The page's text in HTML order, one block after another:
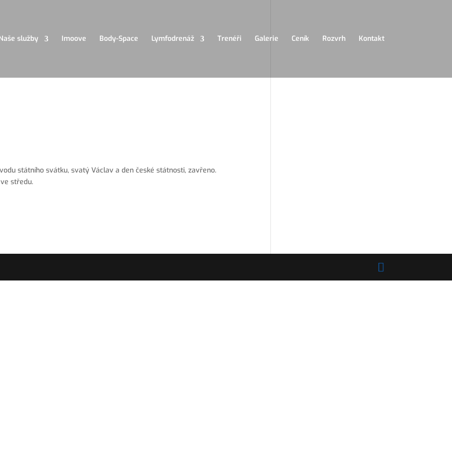
služby Imoove Body-Space Lymfodrenáž Trenéři Galerie Ceník Rozvrh Kontakt
státního svátku, svatý Václav a den české státnosti, zavřeno.
středu.